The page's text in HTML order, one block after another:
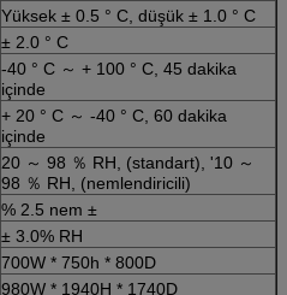
Yüksek ± 0.5 ° C, düşük ± 1.0 ° C
± 2.0 ° C
-40 ° C ～ + 100 ° C, 45 dakika
içinde
+ 20 ° C ～ -40 ° C, 60 dakika
içinde
20 ～ 98 ％ RH, (standart), '10 ～
98 ％ RH, (nemlendiricili)
% 2.5 nem ±
± 3.0% RH
700W * 750h * 800D
980W * 1940H * 1740D